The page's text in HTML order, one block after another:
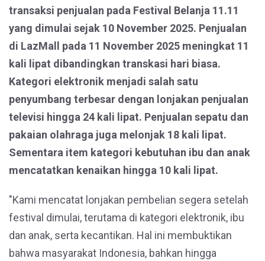
transaksi penjualan pada Festival Belanja 11.11
yang dimulai sejak 10 November 2025. Penjualan
di LazMall pada 11 November 2025 meningkat 11
kali lipat dibandingkan transkasi hari biasa.
Kategori elektronik menjadi salah satu
penyumbang terbesar dengan lonjakan penjualan
televisi hingga 24 kali lipat. Penjualan sepatu dan
pakaian olahraga juga melonjak 18 kali lipat.
Sementara item kategori kebutuhan ibu dan anak
mencatatkan kenaikan hingga 10 kali lipat.
"Kami mencatat lonjakan pembelian segera setelah
festival dimulai, terutama di kategori elektronik, ibu
dan anak, serta kecantikan. Hal ini membuktikan
bahwa masyarakat Indonesia, bahkan hingga